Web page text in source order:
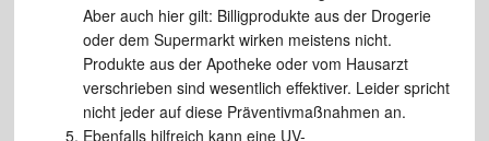
Aber auch hier gilt: Billigprodukte aus der Drogerie
oder dem Supermarkt wirken meistens nicht.
Produkte aus der Apotheke oder vom Hausarzt
verschrieben sind wesentlich effektiver. Leider spricht
nicht jeder auf diese Präventivmaßnahmen an.
Ebenfalls hilfreich kann eine UV-